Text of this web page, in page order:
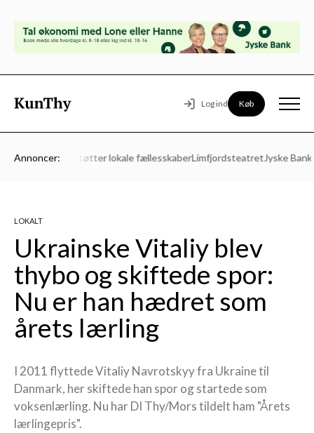
Log ind Køb
Annoncer:
Energi – Vi støtter lokale fællesskaberLimfjordsteatretJyske Bank
LOKALT
Ukrainske Vitaliy blev
thybo og skiftede spor:
Nu er han hædret som
årets lærling
I 2011 flyttede Vitaliy Navrotskyy fra Ukraine til
Danmark, her skiftede han spor og startede som
voksenlærling. Nu har DI Thy/Mors tildelt ham "Årets
lærlingepris".